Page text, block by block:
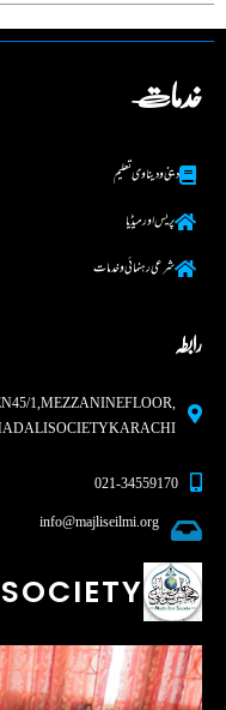
خدمات
دینی و دینا وی تعلیم
پریس اور میڈیا
شرعی رہنما ئی و خدمات
رابطہ
45/1, MEZZANINE FLOOR,
ALI SOCIETY KARACHI.
021-34559170
info@majliseilmi.org